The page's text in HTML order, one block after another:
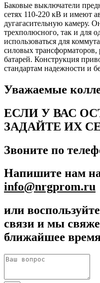
Баковые выключатели
сетях 110-220 кВ и имеют
дугагасительную камеру.
трехполюсного, так и для
использоваться для
силовых трансформаторов,
батарей. Конструкция
стандартам надежности и
Уважаемые
ЕСЛИ У ВАС
ЗАДАЙТЕ ИХ
Звоните по
Напишите нам
info@nrgprom.ru
или
связи и мы
ближайшее